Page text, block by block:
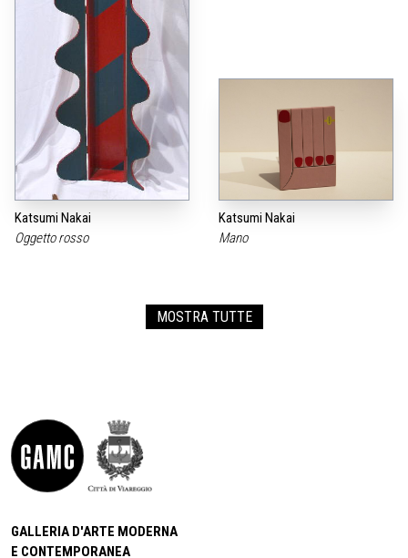
Katsumi Nakai
Oggetto rosso
Katsumi Nakai
Mano
MOSTRA TUTTE
GALLERIA D'ARTE MODERNA
E CONTEMPORANEA